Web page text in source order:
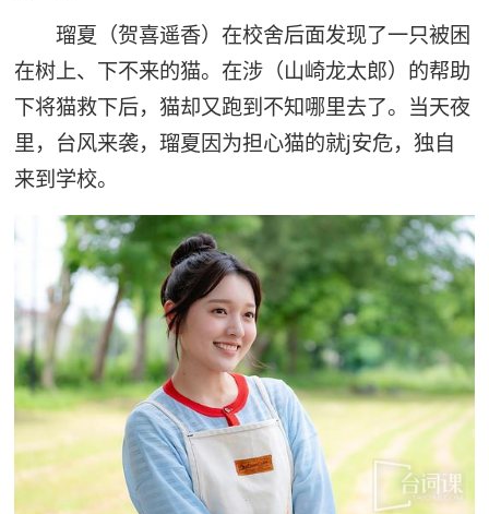
瑠夏（贺喜遥香）在校舍后面发现了一只被困
在树上、下不来的猫。在涉（山崎龙太郎）的帮助
下将猫救下后，猫却又跑到不知哪里去了。当天夜
里，台风来袭，瑠夏因为担心猫的就j安危，独自
来到学校。